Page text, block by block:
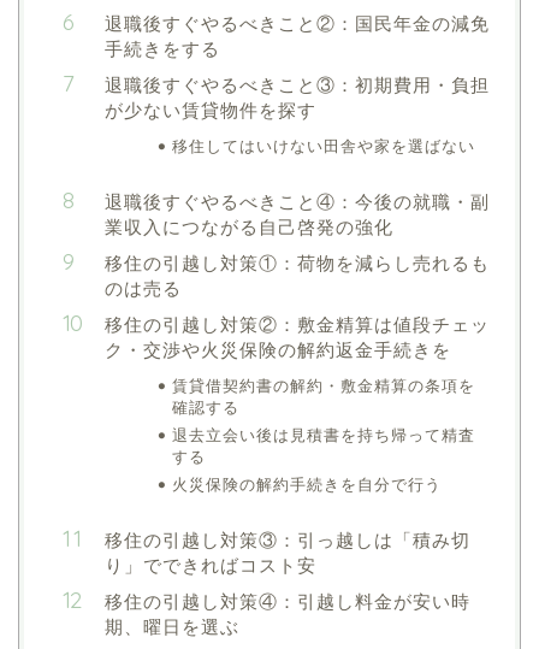
退職後すぐやるべきこと②：国民年金の減免
手続きをする
退職後すぐやるべきこと③：初期費用・負担
が少ない賃貸物件を探す
移住してはいけない田舎や家を選ばない
退職後すぐやるべきこと④：今後の就職・副
業収入につながる自己啓発の強化
移住の引越し対策①：荷物を減らし売れるも
のは売る
移住の引越し対策②：敷金精算は値段チェッ
ク・交渉や火災保険の解約返金手続きを
賃貸借契約書の解約・敷金精算の条項を
確認する
退去立会い後は見積書を持ち帰って精査
する
火災保険の解約手続きを自分で行う
移住の引越し対策③：引っ越しは「積み切
り」でできればコスト安
移住の引越し対策④：引越し料金が安い時
期、曜日を選ぶ